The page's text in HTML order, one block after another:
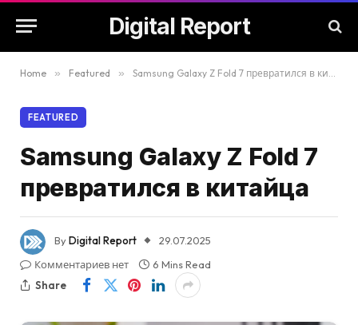
Digital Report
Home » Featured » Samsung Galaxy Z Fold 7 превратился в китайца
FEATURED
Samsung Galaxy Z Fold 7
превратился в китайца
ByDigital Report
29.07.2025
Комментариев нет
6 Mins Read
Share